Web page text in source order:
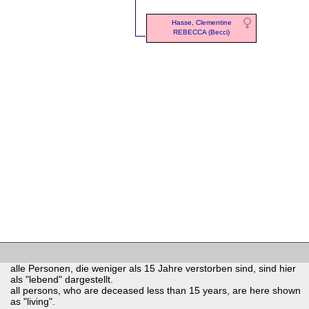
Hasse, Clementine
REBECCA (Becci)
alle Personen, die weniger als 15 Jahre verstorben sind, sind hier
als "lebend" dargestellt.
all persons, who are deceased less than 15 years, are here shown
as "living".